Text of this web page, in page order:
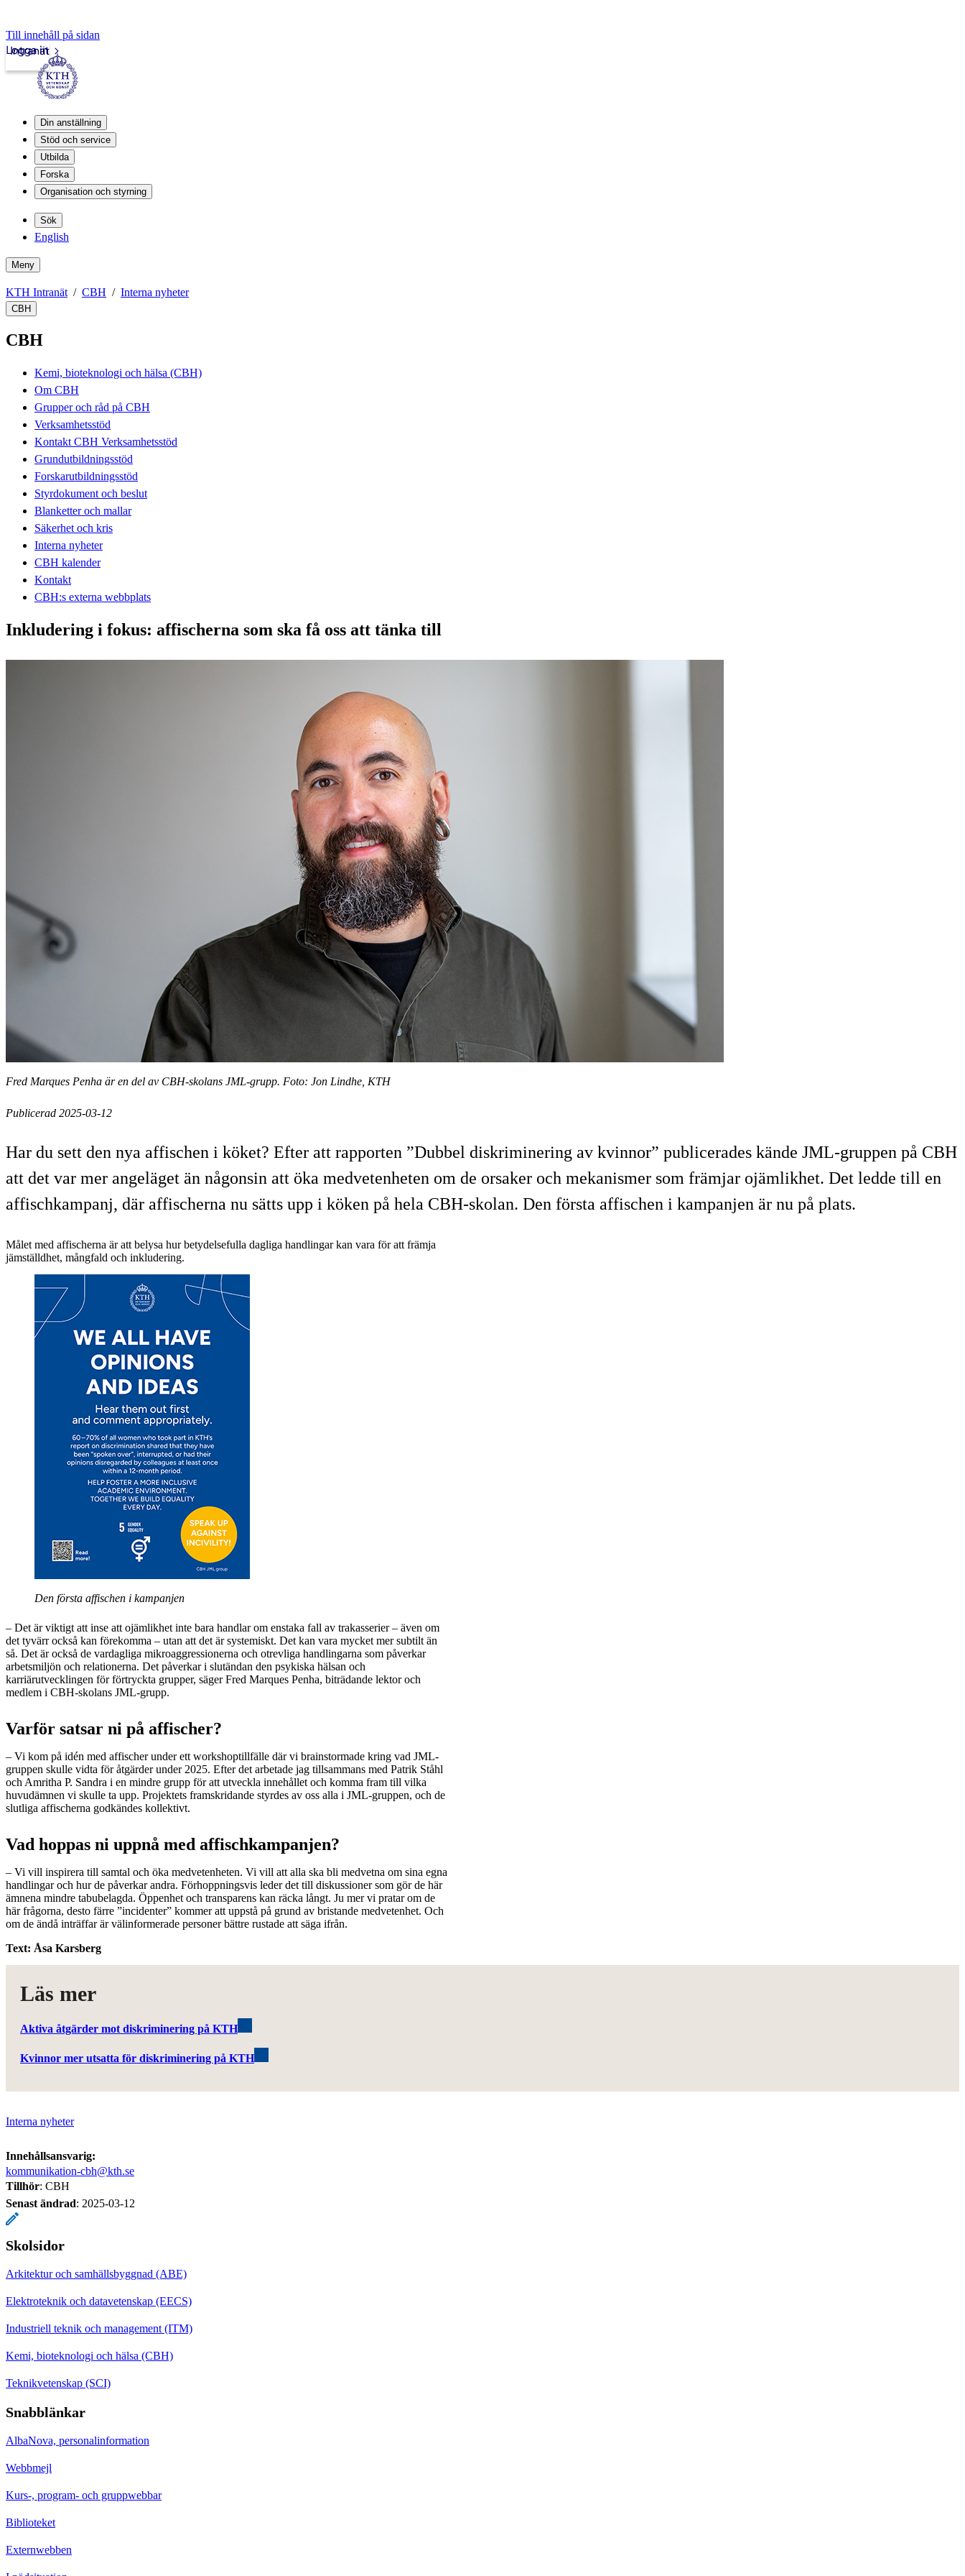
Till innehåll på sidan
Intranät
Logga in
Din anställning
Stöd och service
Utbilda
Forska
Organisation och styrning
Sök
English
Meny
KTH Intranät CBH Interna nyheter
CBH
CBH
Kemi, bioteknologi och hälsa (CBH)
Om CBH
Grupper och råd på CBH
Verksamhetsstöd
Kontakt CBH Verksamhetsstöd
Grundutbildningsstöd
Forskarutbildningsstöd
Styrdokument och beslut
Blanketter och mallar
Säkerhet och kris
Interna nyheter
CBH kalender
Kontakt
CBH:s externa webbplats
Inkludering i fokus: affischerna som ska få oss att tänka till
Fred Marques Penha är en del av CBH-skolans JML-grupp. Foto: Jon Lindhe, KTH
Publicerad 2025-03-12
Har du sett den nya affischen i köket? Efter att rapporten ”Dubbel diskriminering av kvinnor” publicerades kände JML-gruppen på CBH
att det var mer angeläget än någonsin att öka medvetenheten om de orsaker och mekanismer som främjar ojämlikhet. Det ledde till en
affischkampanj, där affischerna nu sätts upp i köken på hela CBH-skolan. Den första affischen i kampanjen är nu på plats.
Målet med affischerna är att belysa hur betydelsefulla dagliga handlingar kan vara för att främja
jämställdhet, mångfald och inkludering.
Den första affischen i kampanjen
– Det är viktigt att inse att ojämlikhet inte bara handlar om enstaka fall av trakasserier – även om
det tyvärr också kan förekomma – utan att det är systemiskt. Det kan vara mycket mer subtilt än
så. Det är också de vardagliga mikroaggressionerna och otrevliga handlingarna som påverkar
arbetsmiljön och relationerna. Det påverkar i slutändan den psykiska hälsan och
karriärutvecklingen för förtryckta grupper, säger Fred Marques Penha, biträdande lektor och
medlem i CBH-skolans JML-grupp.
Varför satsar ni på affischer?
– Vi kom på idén med affischer under ett workshoptillfälle där vi brainstormade kring vad JML-
gruppen skulle vidta för åtgärder under 2025. Efter det arbetade jag tillsammans med Patrik Ståhl
och Amritha P. Sandra i en mindre grupp för att utveckla innehållet och komma fram till vilka
huvudämnen vi skulle ta upp. Projektets framskridande styrdes av oss alla i JML-gruppen, och de
slutliga affischerna godkändes kollektivt.
Vad hoppas ni uppnå med affischkampanjen?
– Vi vill inspirera till samtal och öka medvetenheten. Vi vill att alla ska bli medvetna om sina egna
handlingar och hur de påverkar andra. Förhoppningsvis leder det till diskussioner som gör de här
ämnena mindre tabubelagda. Öppenhet och transparens kan räcka långt. Ju mer vi pratar om de
här frågorna, desto färre ”incidenter” kommer att uppstå på grund av bristande medvetenhet. Och
om de ändå inträffar är välinformerade personer bättre rustade att säga ifrån.
Text: Åsa Karsberg
Läs mer
Aktiva åtgärder mot diskriminering på KTH
Kvinnor mer utsatta för diskriminering på KTH
Interna nyheter
Innehållsansvarig:
kommunikation-cbh@kth.se
Tillhör: CBH
Senast ändrad: 2025-03-12
Skolsidor
Arkitektur och samhällsbyggnad (ABE)
Elektroteknik och datavetenskap (EECS)
Industriell teknik och management (ITM)
Kemi, bioteknologi och hälsa (CBH)
Teknikvetenskap (SCI)
Snabblänkar
AlbaNova, personalinformation
Webbmejl
Kurs-, program- och gruppwebbar
Biblioteket
Externwebben